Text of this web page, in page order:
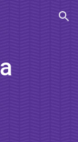
Skip to navigation